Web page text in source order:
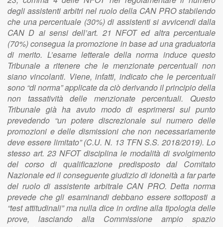
degli assistenti arbitri nel ruolo della CAN PRO stabilendo
che una percentuale (30%) di assistenti si avvicendi dalla
CAN D ai sensi dell’art. 21 NFOT ed altra percentuale
(70%) consegua la promozione in base ad una graduatoria
di merito. L’esame letterale della norma induce questo
Tribunale a ritenere che le menzionate percentuali non
siano vincolanti. Viene, infatti, indicato che le percentuali
sono “di norma” applicate da ciò derivando il principio della
non tassatività delle menzionate percentuali. Questo
Tribunale già ha avuto modo di esprimersi sul punto
prevedendo “un potere discrezionale sul numero delle
promozioni e delle dismissioni che non necessariamente
deve essere limitato” (C.U. N. 13 TFN S.S. 2018/2019). Lo
stesso art. 23 NFOT disciplina le modalità di svolgimento
del corso di qualificazione predisposto dal Comitato
Nazionale ed il conseguente giudizio di idoneità a far parte
del ruolo di assistente arbitrale CAN PRO. Detta norma
prevede che gli esaminandi debbano essere sottoposti a
“test attitudinali” ma nulla dice in ordine alla tipologia delle
prove, lasciando alla Commissione ampio spazio